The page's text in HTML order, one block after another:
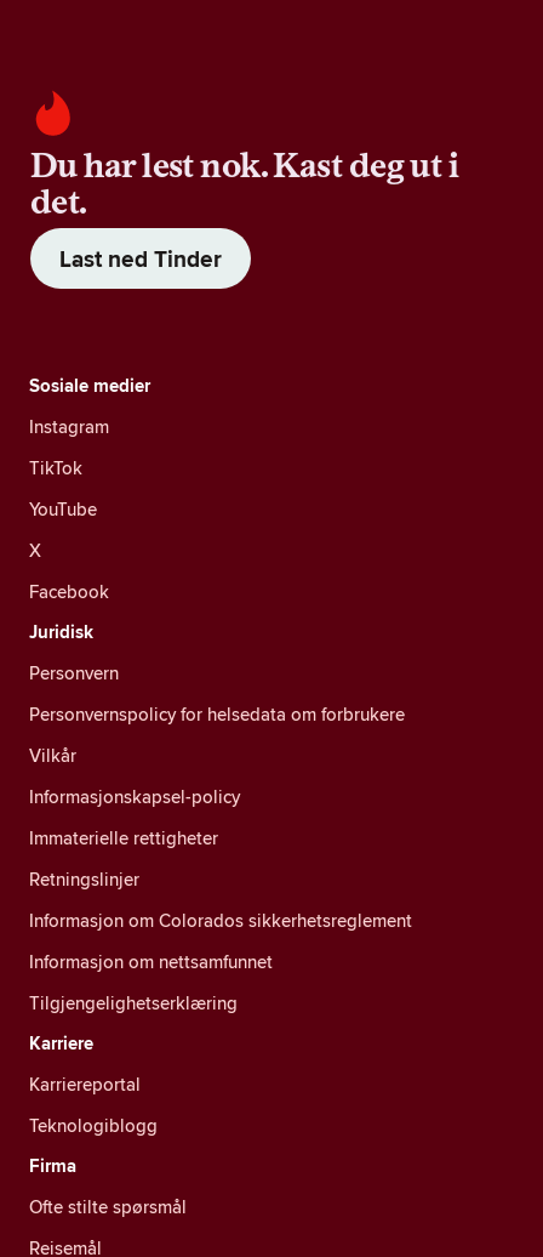
Du har lest nok. Kast deg ut i
det.
Last ned Tinder
Sosiale medier
Instagram
TikTok
YouTube
X
Facebook
Juridisk
Personvern
Personvernspolicy for helsedata om forbrukere
Vilkår
Informasjonskapsel-policy
Immaterielle rettigheter
Retningslinjer
Informasjon om Colorados sikkerhetsreglement
Informasjon om nettsamfunnet
Tilgjengelighetserklæring
Karriere
Karriereportal
Teknologiblogg
Firma
Ofte stilte spørsmål
Reisemål